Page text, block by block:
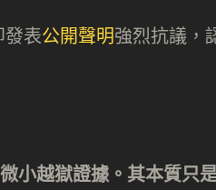
表公開聲明強烈抗議，
小越獄證據。其本質只